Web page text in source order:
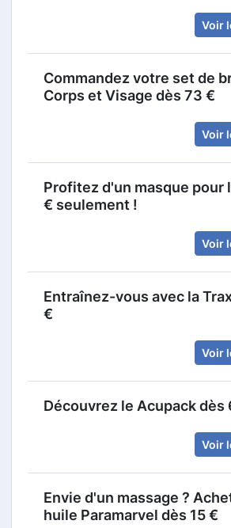
Voir
Commandez votre set de
Corps et Visage dès 73 €
Voir
Profitez d'un masque pour
€ seulement !
Voir
Entraînez-vous avec la
€
Voir
Découvrez le Acupack dès
Voir
Envie d'un massage ?
huile Paramarvel dès 15 €